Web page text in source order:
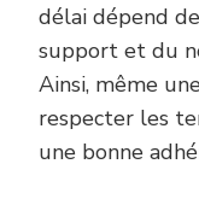
délai dépend
support et du
Ainsi, même
respecter les
une bonne